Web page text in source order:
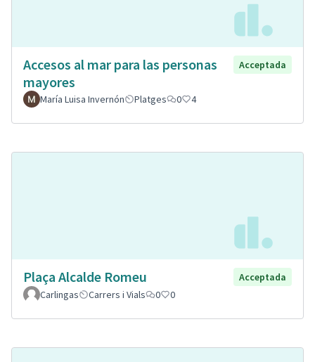
Accesos al mar para las personas
mayores
Acceptada
María Luisa Invernón Platges 0 4
Plaça Alcalde Romeu
Acceptada
Carlingas
Carrers i Vials 0 0